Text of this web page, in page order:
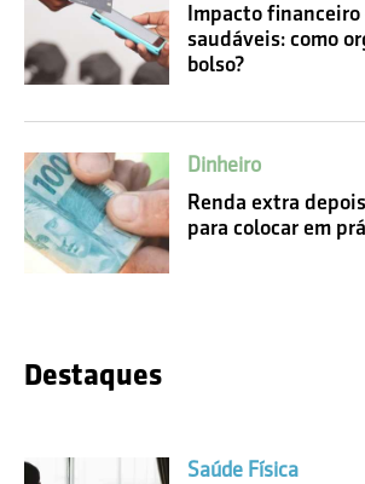
Impacto
saudáveis: como
bolso?
Dinheiro
Renda extra
para colocar em
Destaques
Saúde Física